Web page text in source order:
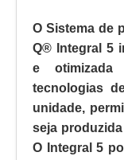
CA NO
FALE CONOSCO
O Sistema de
Q® Integral 5
e
tecnologias
unidade,
seja
O Integral 5